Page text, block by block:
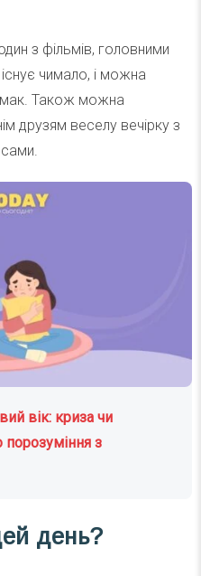
з фільмів, головними
чимало, і можна
смак. Також можна
друзям веселу вечірку з
вік: криза чи
з
день?